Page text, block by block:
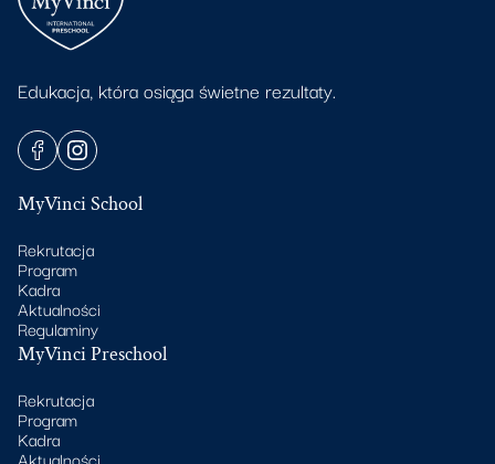
Edukacja, która osiąga świetne rezultaty.
MyVinci School
Rekrutacja
Program
Kadra
Aktualności
Regulaminy
MyVinci Preschool
Rekrutacja
Program
Kadra